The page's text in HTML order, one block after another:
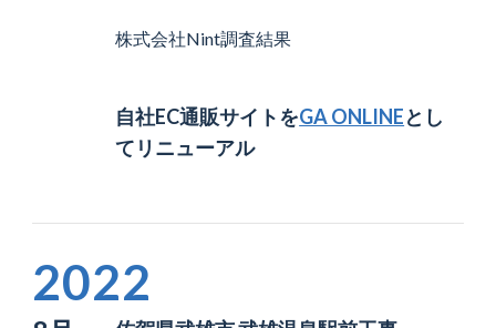
株式会社Nint調査結果
自社EC通販サイトをGA ONLINEとし
てリニューアル
2022